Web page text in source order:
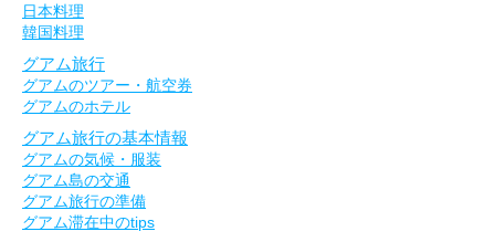
日本料理
韓国料理
グアム旅行
グアムのツアー・航空券
グアムのホテル
グアム旅行の基本情報
グアムの気候・服装
グアム島の交通
グアム旅行の準備
グアム滞在中のtips